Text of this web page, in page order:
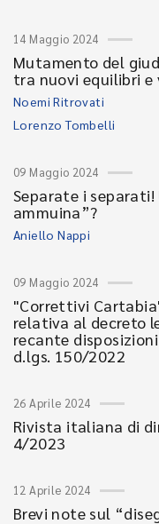
14 Maggio 2024
Mutamento del
tra nuovi equilibri e
Noemi Ritrovati
Lorenzo Tombelli
09 Maggio 2024
Separate i
ammuina”?
Aniello Nappi
09 Maggio 2024
"Correttivi
relativa al decreto
recante
d.lgs. 150/2022
26 Aprile 2024
Rivista italiana di
4/2023
12 Aprile 2024
Brevi note sul